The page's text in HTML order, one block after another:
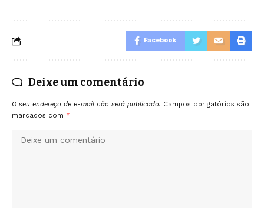
Facebook
Deixe um comentário
O seu endereço de e-mail não será publicado. Campos obrigatórios são
marcados com *